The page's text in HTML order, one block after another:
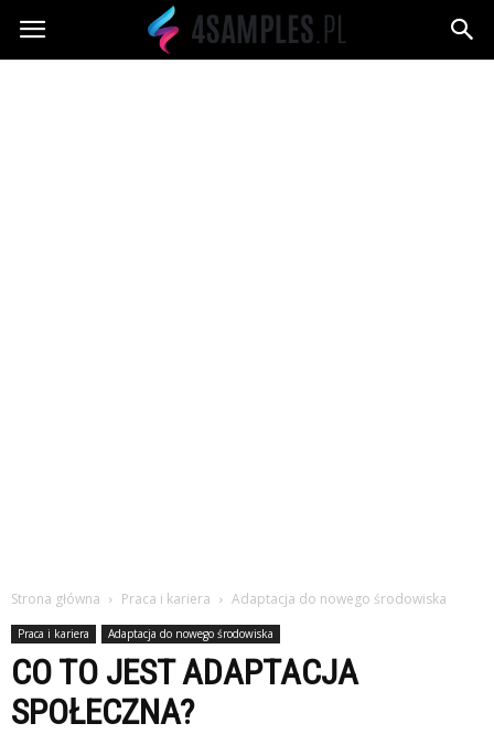
4samples.pl
Strona główna Praca i kariera Adaptacja do nowego środowiska
Praca i kariera Adaptacja do nowego środowiska
CO TO JEST ADAPTACJA
SPOŁECZNA?